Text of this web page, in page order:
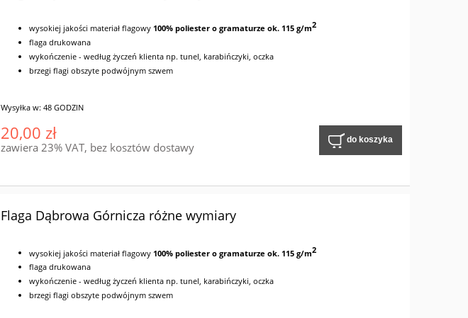
wysokiej jakości materiał flagowy 100% poliester o gramaturze ok. 115 g/m2
flaga drukowana
wykończenie - według życzeń klienta np. tunel, karabińczyki, oczka
brzegi flagi obszyte podwójnym szwem
Wysyłka w: 48 GODZIN
20,00 zł
zawiera 23% VAT, bez kosztów dostawy
do koszyka
Flaga Dąbrowa Górnicza różne wymiary
wysokiej jakości materiał flagowy 100% poliester o gramaturze ok. 115 g/m2
flaga drukowana
wykończenie - według życzeń klienta np. tunel, karabińczyki, oczka
brzegi flagi obszyte podwójnym szwem